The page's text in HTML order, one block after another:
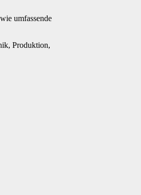
umfassende
Produktion,